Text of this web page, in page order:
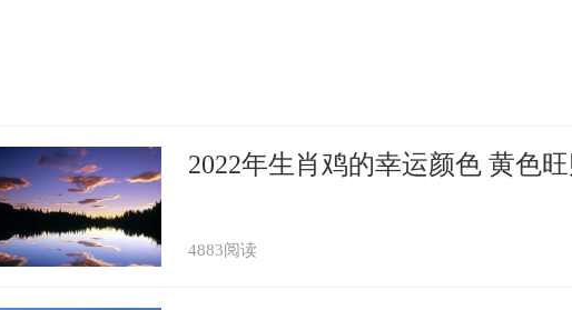
2022年生肖鸡的幸运颜色 黄色
4883阅读